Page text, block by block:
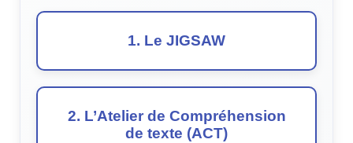
1. Le JIGSAW
2. L’Atelier de Compréhension
de texte (ACT)